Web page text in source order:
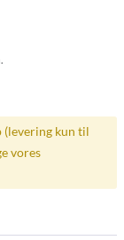
(levering kun til
vores